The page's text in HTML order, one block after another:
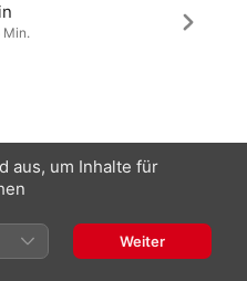
Min.
aus, um Inhalte für
Weiter